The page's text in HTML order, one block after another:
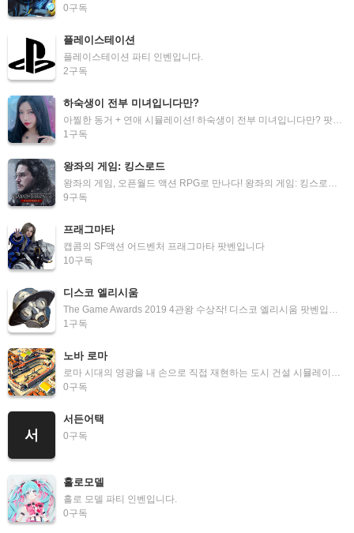
0구독
플레이스테이션
플레이스테이션 파티 인벤입니다.
2구독
하숙생이 전부 미녀입니다만?
아찔한 동거 + 연애 시뮬레이션! 하숙생이 전부 미녀입니다만? 팟벤입니다.
1구독
왕좌의 게임: 킹스로드
왕좌의 게임, 오픈월드 액션 RPG로 만나다! 왕좌의 게임: 킹스로드 팟벤입니다.
9구독
프래그마타
캡콤의 SF액션 어드벤처 프래그마타 팟벤입니다
10구독
디스코 엘리시움
The Game Awards 2019 4관왕 수상작! 디스코 엘리시움 팟벤입니다.
1구독
노바 로마
로마 시대의 영광을 내 손으로 직접 재현하는 도시 건설 시뮬레이션 게임, 노바 로마 팟벤입니다.
0구독
서
서든어택
0구독
홀로모델
홀로 모델 파티 인벤입니다.
0구독